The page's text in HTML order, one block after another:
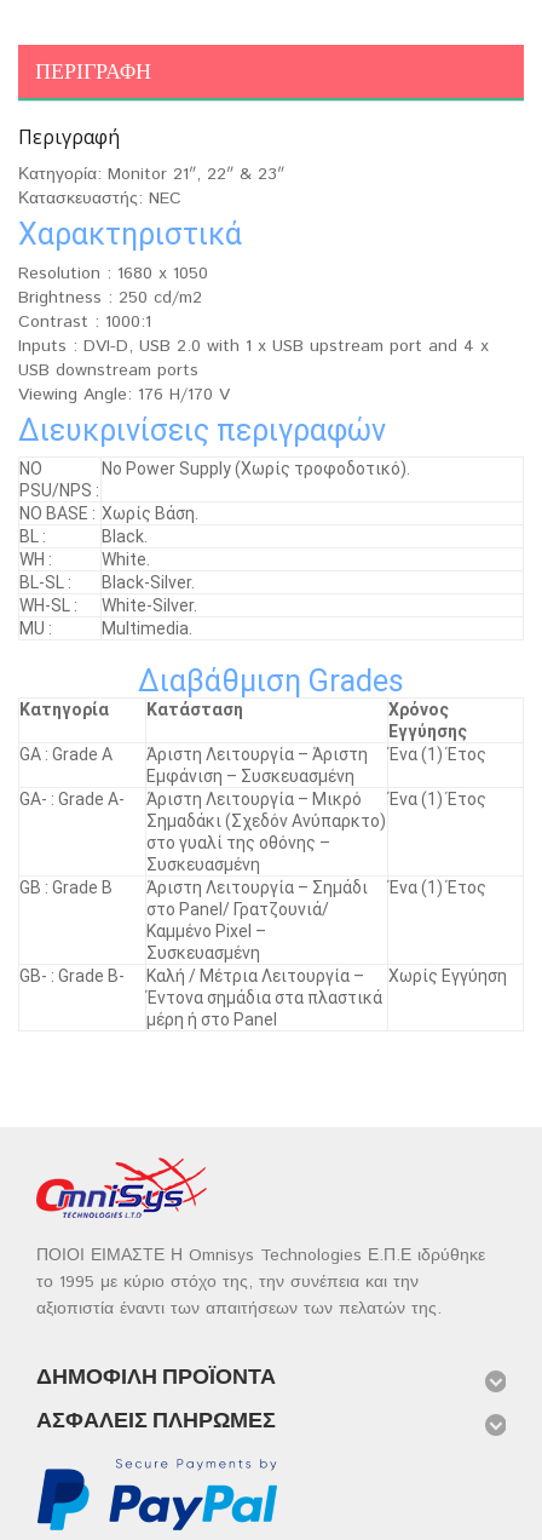
ΠΕΡΙΓΡΑΦΉ
Περιγραφή
Κατηγορία: Monitor 21″, 22″ & 23″
Κατασκευαστής: NEC
Χαρακτηριστικά
Resolution : 1680 x 1050
Brightness : 250 cd/m2
Contrast : 1000:1
Inputs : DVI-D, USB 2.0 with 1 x USB upstream port and 4 x
USB downstream ports
Viewing Angle: 176 H/170 V
Διευκρινίσεις περιγραφών
ΝΟ
PSU/NPS :
No Power Supply (Χωρίς τροφοδοτικό).
NO BASE : Χωρίς Βάση.
BL :
Black.
WH :
White.
BL-SL :
Black-Silver.
WH-SL :
White-Silver.
MU :
Multimedia.
Διαβάθμιση Grades
Κατηγορία Κατάσταση
Χρόνος
Εγγύησης
GA : Grade A
Άριστη Λειτουργία – Άριστη
Εμφάνιση – Συσκευασμένη
Ένα (1) Έτος
GA- : Grade A-
Άριστη Λειτουργία – Μικρό
Σημαδάκι (Σχεδόν Ανύπαρκτο)
στο γυαλί της οθόνης –
Συσκευασμένη
Ένα (1) Έτος
GB : Grade B
Άριστη Λειτουργία – Σημάδι
στο Panel/ Γρατζουνιά/
Καμμένο Pixel –
Συσκευασμένη
Ένα (1) Έτος
GB- : Grade B-
Καλή / Μέτρια Λειτουργία –
Έντονα σημάδια στα πλαστικά
μέρη ή στο Panel
Χωρίς Εγγύηση
ΠΟΙΟΙ ΕΙΜΑΣΤΕ Η Omnisys Technologies Ε.Π.Ε ιδρύθηκε
το 1995 με κύριο στόχο της, την συνέπεια και την
αξιοπιστία έναντι των απαιτήσεων των πελατών της.
ΔΗΜΟΦΙΛΉ ΠΡΟΪΌΝΤΑ
ΑΣΦΑΛΕΊΣ ΠΛΗΡΩΜΈΣ